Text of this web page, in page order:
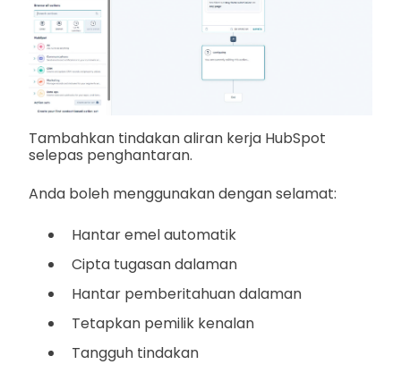
Tambahkan tindakan aliran kerja HubSpot
selepas penghantaran.
Anda boleh menggunakan dengan selamat:
Hantar emel automatik
Cipta tugasan dalaman
Hantar pemberitahuan dalaman
Tetapkan pemilik kenalan
Tangguh tindakan